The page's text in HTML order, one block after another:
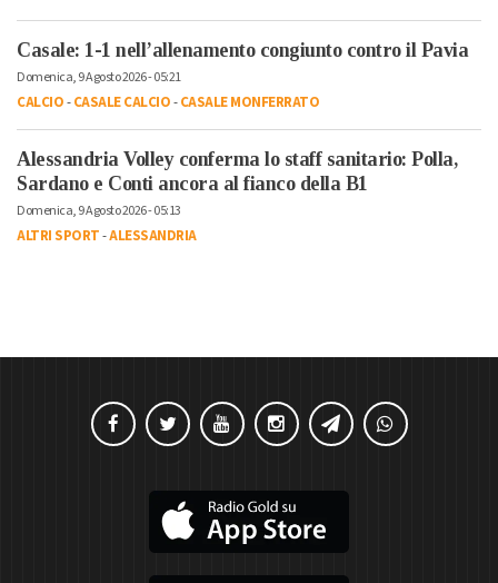
Casale: 1-1 nell’allenamento congiunto contro il Pavia
Domenica, 9 Agosto 2026 - 05:21
CALCIO-CASALE CALCIO-CASALE MONFERRATO
Alessandria Volley conferma lo staff sanitario: Polla,
Sardano e Conti ancora al fianco della B1
Domenica, 9 Agosto 2026 - 05:13
ALTRI SPORT-ALESSANDRIA